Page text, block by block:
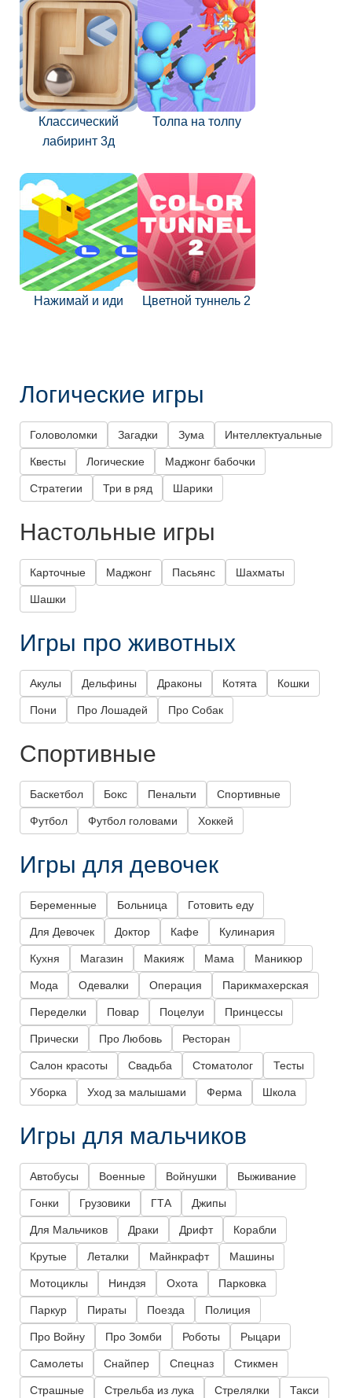
Классический
лабиринт 3д
Толпа на толпу
Нажимай и иди Цветной туннель 2
Логические игры
Головоломки Загадки Зума Интеллектуальные
Квесты Логические Маджонг бабочки
Стратегии Три в ряд Шарики
Настольные игры
Карточные Маджонг Пасьянс Шахматы
Шашки
Игры про животных
Акулы Дельфины Драконы Котята Кошки
Пони Про Лошадей Про Собак
Спортивные
Баскетбол Бокс Пенальти Спортивные
Футбол Футбол головами Хоккей
Игры для девочек
Беременные Больница Готовить еду
Для Девочек Доктор Кафе Кулинария
Кухня Магазин Макияж Мама Маникюр
Мода Одевалки Операция Парикмахерская
Переделки Повар Поцелуи Принцессы
Прически Про Любовь Ресторан
Салон красоты Свадьба Стоматолог Тесты
Уборка Уход за малышами Ферма Школа
Игры для мальчиков
Автобусы Военные Войнушки Выживание
Гонки Грузовики ГТА Джипы
Для Мальчиков Драки Дрифт Корабли
Крутые Леталки Майнкрафт Машины
Мотоциклы Ниндзя Охота Парковка
Паркур Пираты Поезда Полиция
Про Войну Про Зомби Роботы Рыцари
Самолеты Снайпер Спецназ Стикмен
Страшные Стрельба из лука Стрелялки Такси